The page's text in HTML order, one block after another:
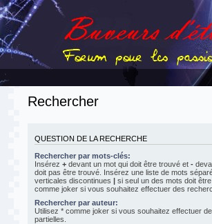
Rechercher
QUESTION DE LA RECHERCHE
Rechercher par mots-clés:
Insérez + devant un mot qui doit être trouvé et -
doit pas être trouvé. Insérez une liste de mots
verticales discontinues | si seul un des mots doit
comme joker si vous souhaitez effectuer des
Rechercher par auteur:
Utilisez * comme joker si vous souhaitez effectuer
partielles.